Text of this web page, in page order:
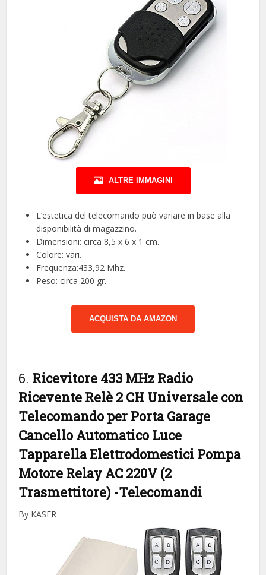
ALTRE IMMAGINI
L’estetica del telecomando può variare in base alla
disponibilità di magazzino.
Dimensioni: circa 8,5 x 6 x 1 cm.
Colore: vari.
Frequenza:433,92 Mhz.
Peso: circa 200 gr.
ACQUISTA DA AMAZON
6. Ricevitore 433 MHz Radio
Ricevente Relè 2 CH Universale con
Telecomando per Porta Garage
Cancello Automatico Luce
Tapparella Elettrodomestici Pompa
Motore Relay AC 220V (2
Trasmettitore) -Telecomandi
By KASER